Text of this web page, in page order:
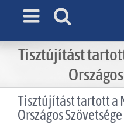
Tisztújítást
Tisztújítást tartott a
Országos Szövetsége